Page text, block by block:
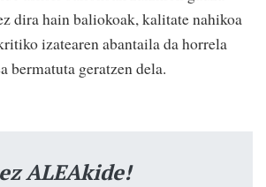
dira hain baliokoak, kalitate nahikoa
izatearen abantaila da horrela
bermatuta geratzen dela.
ALEAkide!